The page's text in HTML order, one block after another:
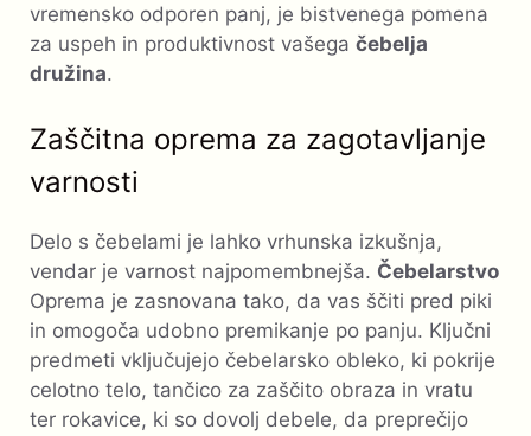
vremensko odporen panj, je bistvenega pomena
za uspeh in produktivnost vašega čebelja
družina.
Zaščitna oprema za zagotavljanje
varnosti
Delo s čebelami je lahko vrhunska izkušnja,
vendar je varnost najpomembnejša. Čebelarstvo
Oprema je zasnovana tako, da vas ščiti pred piki
in omogoča udobno premikanje po panju. Ključni
predmeti vključujejo čebelarsko obleko, ki pokrije
celotno telo, tančico za zaščito obraza in vratu
ter rokavice, ki so dovolj debele, da preprečijo